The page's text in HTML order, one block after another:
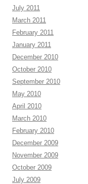
July 2011
March 2011
February 2011
January 2011
December 2010
October 2010
September 2010
May 2010
April 2010
March 2010
February 2010
December 2009
November 2009
October 2009
July 2009